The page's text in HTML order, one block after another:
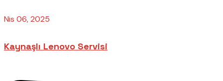
Nis 06, 2025
Kaynaşlı Lenovo Servisi